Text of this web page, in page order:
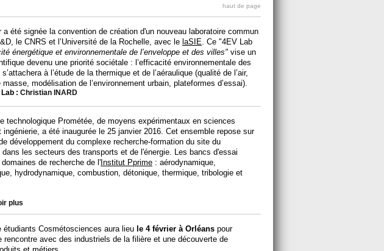
haut de page
a été signée la convention de création d'un nouveau laboratoire commun
le CNRS et l’Université de la Rochelle, avec le laSIE. Ce "4EV Lab
énergétique et environnementale de l’enveloppe et des villes" vise un
devenu une priorité sociétale : l’efficacité environnementale des
à l’étude de la thermique et de l’aéraulique (qualité de l’air,
modélisation de l’environnement urbain, plateformes d’essai).
: Christian INARD
technologique Prométée, de moyens expérimentaux en sciences
ingénierie, a été inaugurée le 25 janvier 2016. Cet ensemble repose sur
développement du complexe recherche-formation du site du
dans les secteurs des transports et de l'énergie. Les bancs d'essai
de recherche de l' Institut Pprime : aérodynamique,
hydrodynamique, combustion, détonique, thermique, tribologie et
plus
étudiants Cosmétosciences aura lieu le 4 février à Orléans pour
rencontre avec des industriels de la filière et une découverte de